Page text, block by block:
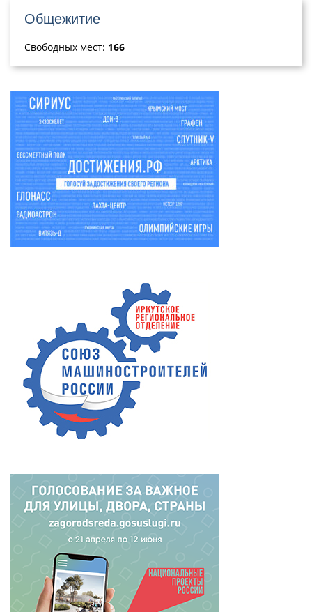
Общежитие
Свободных мест: 166